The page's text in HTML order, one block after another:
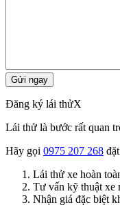
Đăng ký lái thửX
Lái thử là bước rất quan
Hãy gọi 0975 207 268
Lái thử xe hoàn
Tư vấn kỹ thuật xe
Nhận giá đặc biệt